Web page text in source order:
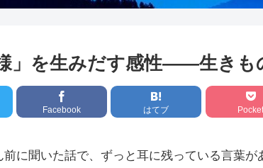
様」を生みだす感性――生き
Facebook はてブ Pocket
に聞いた話で、ずっと耳に残っている言葉が